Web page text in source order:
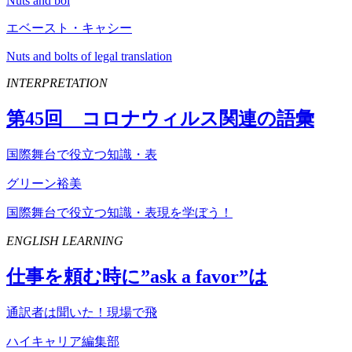
エベースト・キャシー
Nuts and bolts of legal translation
INTERPRETATION
第45回 コロナウィルス関連の語彙
国際舞台で役立つ知識・表
グリーン裕美
国際舞台で役立つ知識・表現を学ぼう！
ENGLISH LEARNING
仕事を頼む時に”ask a favor”は
通訳者は聞いた！現場で飛
ハイキャリア編集部